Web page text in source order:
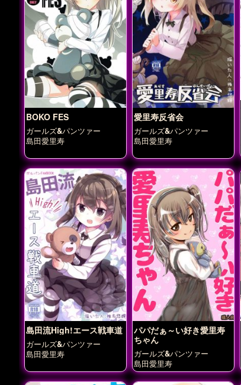
BOKO FES
ガールズ&パンツァー
島田愛里寿
愛里寿反省会
ガールズ&パンツァー
島田愛里寿
島田流High!エース戦車道
ガールズ&パンツァー
島田愛里寿
パパだぁ～い好き愛里寿
ちゃん
ガールズ&パンツァー
島田愛里寿